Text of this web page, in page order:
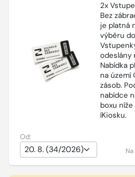
2x
Bez
je platná
výběru
odeslány
Nabídka
na území
zásob.
nabídce
boxu
íKiosku.
Od: